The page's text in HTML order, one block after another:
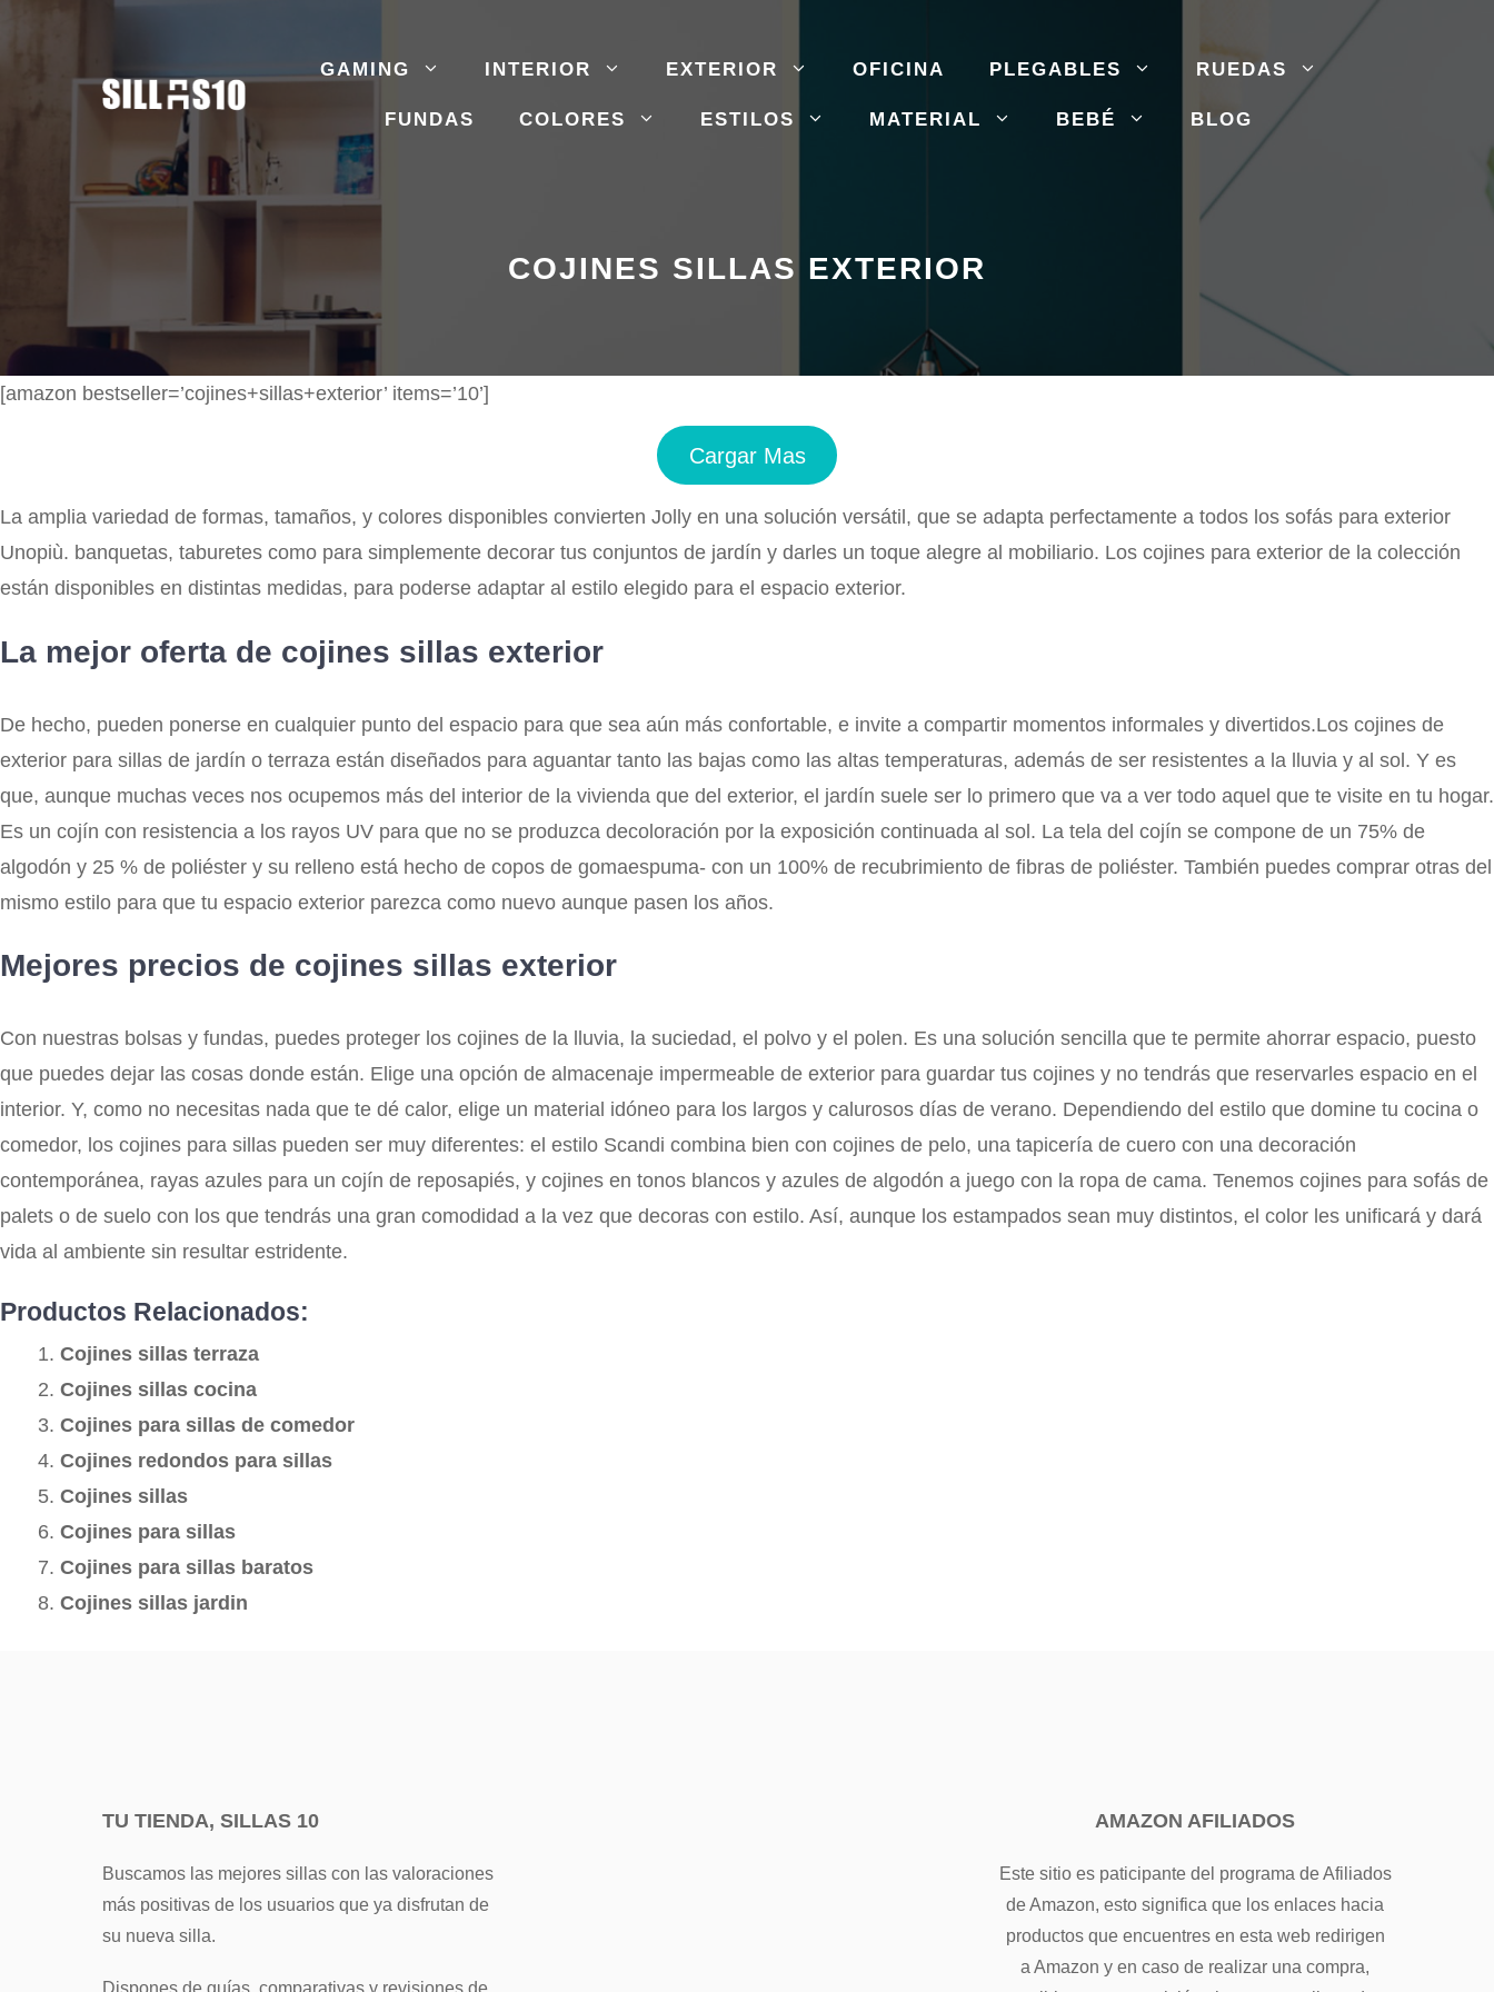
contenido
GAMING INTERIOR EXTERIOR OFICINA PLEGABLES RUEDAS
FUNDAS COLORES ESTILOS MATERIAL BEBÉ BLOG
COJINES SILLAS EXTERIOR
[amazon bestseller=’cojines+sillas+exterior’ items=’10’]
Cargar Mas
La amplia variedad de formas, tamaños, y colores disponibles convierten Jolly en una solución versátil, que se adapta perfectamente a todos los sofás para exterior
Unopiù. banquetas, taburetes como para simplemente decorar tus conjuntos de jardín y darles un toque alegre al mobiliario. Los cojines para exterior de la colección
están disponibles en distintas medidas, para poderse adaptar al estilo elegido para el espacio exterior.
La mejor oferta de cojines sillas exterior
De hecho, pueden ponerse en cualquier punto del espacio para que sea aún más confortable, e invite a compartir momentos informales y divertidos.Los cojines de
exterior para sillas de jardín o terraza están diseñados para aguantar tanto las bajas como las altas temperaturas, además de ser resistentes a la lluvia y al sol. Y es
que, aunque muchas veces nos ocupemos más del interior de la vivienda que del exterior, el jardín suele ser lo primero que va a ver todo aquel que te visite en tu hogar.
Es un cojín con resistencia a los rayos UV para que no se produzca decoloración por la exposición continuada al sol. La tela del cojín se compone de un 75% de
algodón y 25 % de poliéster y su relleno está hecho de copos de gomaespuma- con un 100% de recubrimiento de fibras de poliéster. También puedes comprar otras del
mismo estilo para que tu espacio exterior parezca como nuevo aunque pasen los años.
Mejores precios de cojines sillas exterior
Con nuestras bolsas y fundas, puedes proteger los cojines de la lluvia, la suciedad, el polvo y el polen. Es una solución sencilla que te permite ahorrar espacio, puesto
que puedes dejar las cosas donde están. Elige una opción de almacenaje impermeable de exterior para guardar tus cojines y no tendrás que reservarles espacio en el
interior. Y, como no necesitas nada que te dé calor, elige un material idóneo para los largos y calurosos días de verano. Dependiendo del estilo que domine tu cocina o
comedor, los cojines para sillas pueden ser muy diferentes: el estilo Scandi combina bien con cojines de pelo, una tapicería de cuero con una decoración
contemporánea, rayas azules para un cojín de reposapiés, y cojines en tonos blancos y azules de algodón a juego con la ropa de cama. Tenemos cojines para sofás de
palets o de suelo con los que tendrás una gran comodidad a la vez que decoras con estilo. Así, aunque los estampados sean muy distintos, el color les unificará y dará
vida al ambiente sin resultar estridente.
Productos Relacionados:
Cojines sillas terraza
Cojines sillas cocina
Cojines para sillas de comedor
Cojines redondos para sillas
Cojines sillas
Cojines para sillas
Cojines para sillas baratos
Cojines sillas jardin
TU TIENDA, SILLAS 10
Buscamos las mejores sillas con las valoraciones
más positivas de los usuarios que ya disfrutan de
su nueva silla.
AMAZON AFILIADOS
Este sitio es paticipante del programa de Afiliados
de Amazon, esto significa que los enlaces hacia
productos que encuentres en esta web redirigen
a Amazon y en caso de realizar una compra,